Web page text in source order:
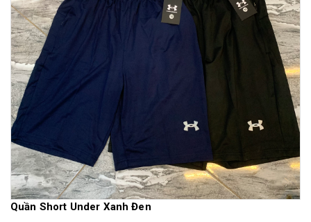
Quần Short Under Xanh Đen ​